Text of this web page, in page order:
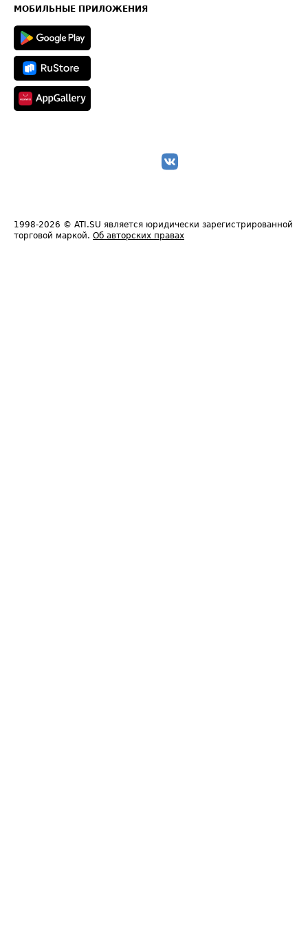
Техническая информация
МОБИЛЬНЫЕ ПРИЛОЖЕНИЯ
1998-2026 © ATI.SU является юридически зарегистрированной
торговой маркой. Об авторских правах